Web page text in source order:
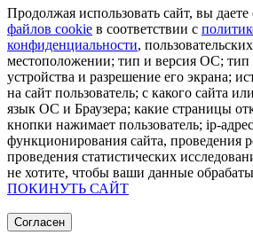
Продолжая использовать сайт, вы даете
файлов cookie в соответствии с
конфиденциальности,
местоположении; тип и версия ОС; тип
устройства и разрешение его экрана;
на сайт пользователь; с какого сайта
язык ОС и Браузера; какие страницы
кнопки нажимает пользователь; ip-
функционирования сайта, проведения
проведения статистических
не хотите, чтобы ваши данные
ПОКИНУТЬ САЙТ
Согласен